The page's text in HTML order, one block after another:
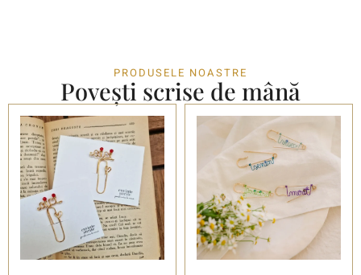
PRODUSELE NOASTRE
Povești scrise de mână